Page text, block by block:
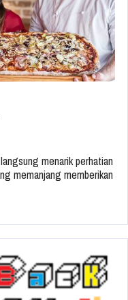
menarik perhatian
memanjang memberikan